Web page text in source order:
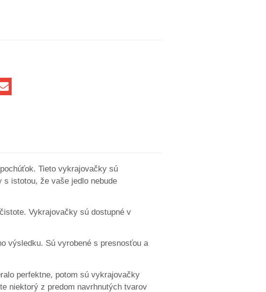
Tieto vykrajovačky sú
istotou, že vaše jedlo nebude
Vykrajovačky sú dostupné v
výsledku. Sú vyrobené s presnosťou a
perfektne, potom sú vykrajovačky
niektorý z predom navrhnutých tvarov